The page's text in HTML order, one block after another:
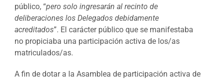
público, “pero solo ingresarán al recinto de
deliberaciones los Delegados debidamente
acreditados”. El carácter público que se manifestaba
no propiciaba una participación activa de los/as
matriculados/as.
A fin de dotar a la Asamblea de participación activa de